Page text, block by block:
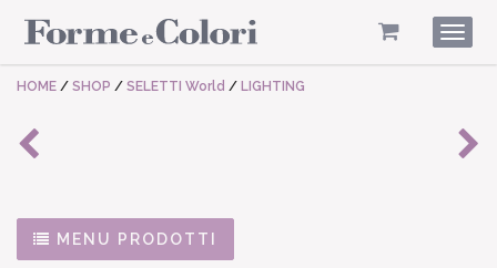
HOME / SHOP / SELETTI World / LIGHTING
MENU PRODOTTI